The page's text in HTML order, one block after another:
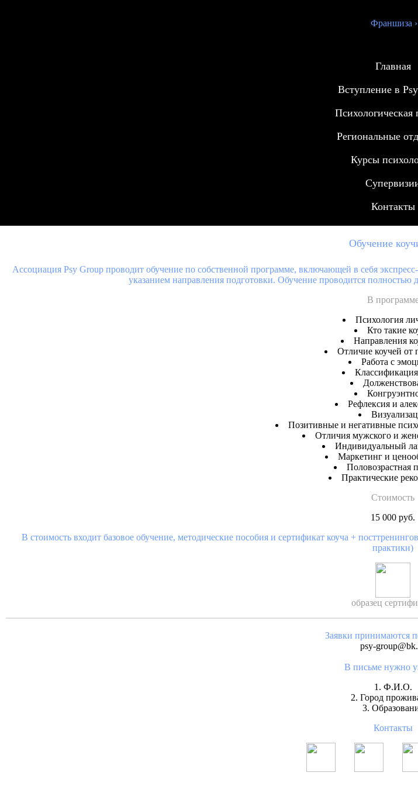
Франшиза ›
Главная
Вступление в
Региональные
Курсы
Контакты
Обучение
Ассоциация Psy Group проводит обучение по собственной программе, включающей в себя
указанием направления подготовки. Обучение проводится
В
Психология
Кто такие
Направления
Отличие коучей от
Работа с
Рефлексия и
Позитивные и негативные
Отличия мужского и
Индивидуальный
Маркетинг и
Половозрастная
Практические
Стоимость
15 000 руб.
В стоимость входит базовое обучение, методические пособия и сертификат коуча +
практики)
образец
Заявки принимаются
psy-
В письме нужно
1. Ф.И.О.
2. Город
3.
Контакты